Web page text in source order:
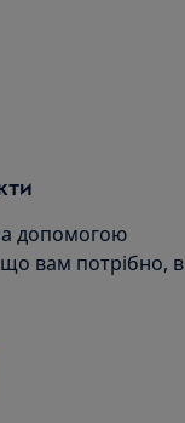
допомогою
вам потрібно, в